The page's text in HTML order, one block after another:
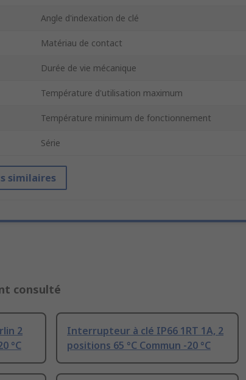
Angle d'indexation de clé
Matériau de contact
Durée de vie mécanique
Température d'utilisation maximum
Température minimum de fonctionnement
Série
similaires
consulté
2
°C
Interrupteur à clé IP66 1RT 1A, 2
positions 65 °C Commun -20 °C